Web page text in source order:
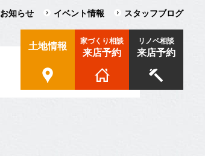
土地情報 家づくり相談
来店予約
リノベ相談
来店予約
お知らせ イベント情報 スタッフブログ